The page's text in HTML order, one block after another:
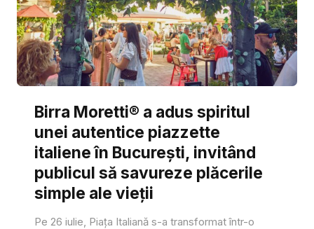
Birra Moretti® a adus spiritul
unei autentice piazzette
italiene în București, invitând
publicul să savureze plăcerile
simple ale vieții
Pe 26 iulie, Piața Italiană s-a transformat într-o